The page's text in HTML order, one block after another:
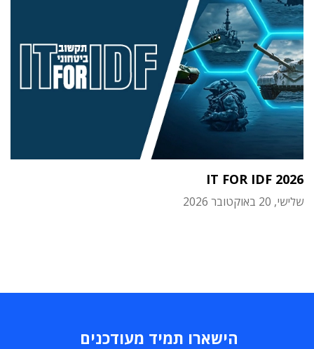
IT FOR IDF 2026
שלישי, 20 באוקטובר 2026
הישארו תמיד מעודכנים